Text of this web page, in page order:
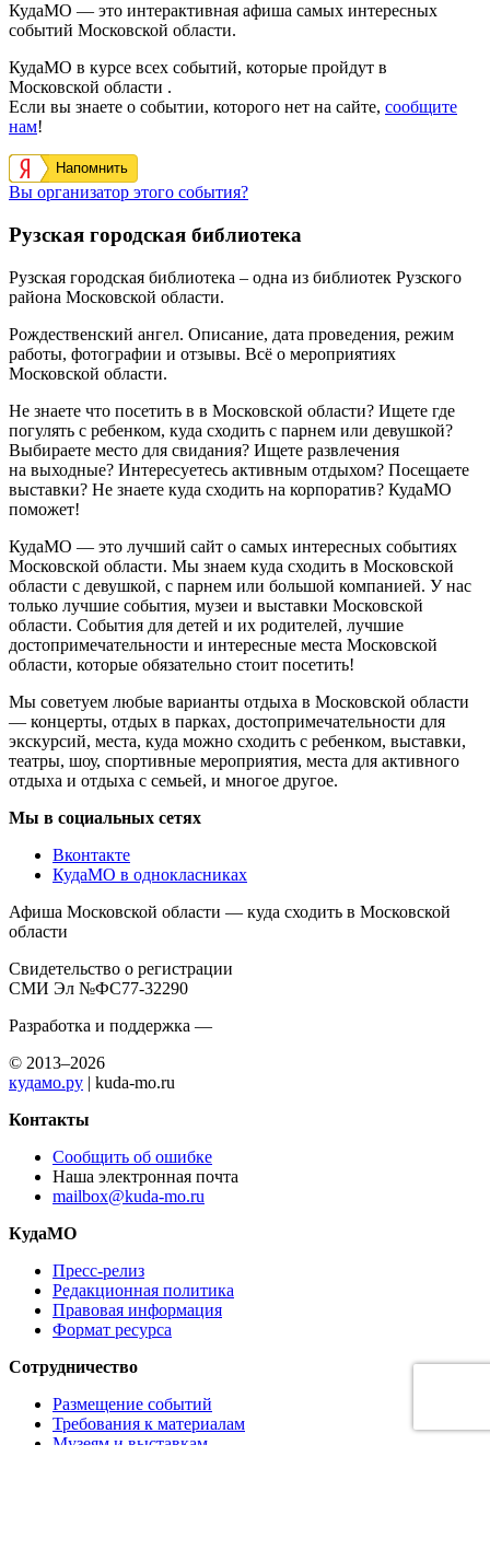
КудаМО — это интерактивная афиша самых интересных
событий Московской области.
КудаМО в курсе всех событий, которые пройдут в
Московской области .
Если вы знаете о событии, которого нет на сайте, сообщите
нам!
Напомнить
Вы организатор этого события?
Рузская городская библиотека
Рузская городская библиотека – одна из библиотек Рузского
района Московской области.
Рождественский ангел. Описание, дата проведения, режим
работы, фотографии и отзывы. Всё о мероприятиях
Московской области.
Не знаете что посетить в в Московской области? Ищете где
погулять с ребенком, куда сходить с парнем или девушкой?
Выбираете место для свидания? Ищете развлечения
на выходные? Интересуетесь активным отдыхом? Посещаете
выставки? Не знаете куда сходить на корпоратив? КудаМО
поможет!
КудаМО — это лучший сайт о самых интересных событиях
Московской области. Мы знаем куда сходить в Московской
области с девушкой, с парнем или большой компанией. У нас
только лучшие события, музеи и выставки Московской
области. События для детей и их родителей, лучшие
достопримечательности и интересные места Московской
области, которые обязательно стоит посетить!
Мы советуем любые варианты отдыха в Московской области
— концерты, отдых в парках, достопримечательности для
экскурсий, места, куда можно сходить с ребенком, выставки,
театры, шоу, спортивные мероприятия, места для активного
отдыха и отдыха с семьей, и многое другое.
Мы в социальных сетях
Вконтакте
КудаМО в однокласниках
Афиша Московской области — куда сходить в Московской
области
Свидетельство о регистрации
СМИ Эл №ФС77-32290
Разработка и поддержка —
© 2013–2026
кудамо.ру | kuda-mo.ru
Контакты
Сообщить об ошибке
Наша электронная почта
mailbox@kuda-mo.ru
КудаМО
Пресс-релиз
Редакционная политика
Правовая информация
Формат ресурса
Сотрудничество
Размещение событий
Требования к материалам
Музеям и выставкам